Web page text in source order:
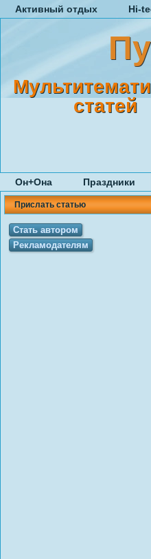
Активный отдых Hi-
статей
Он+Она Праздники
Прислать статью
Стать автором
Рекламодателям